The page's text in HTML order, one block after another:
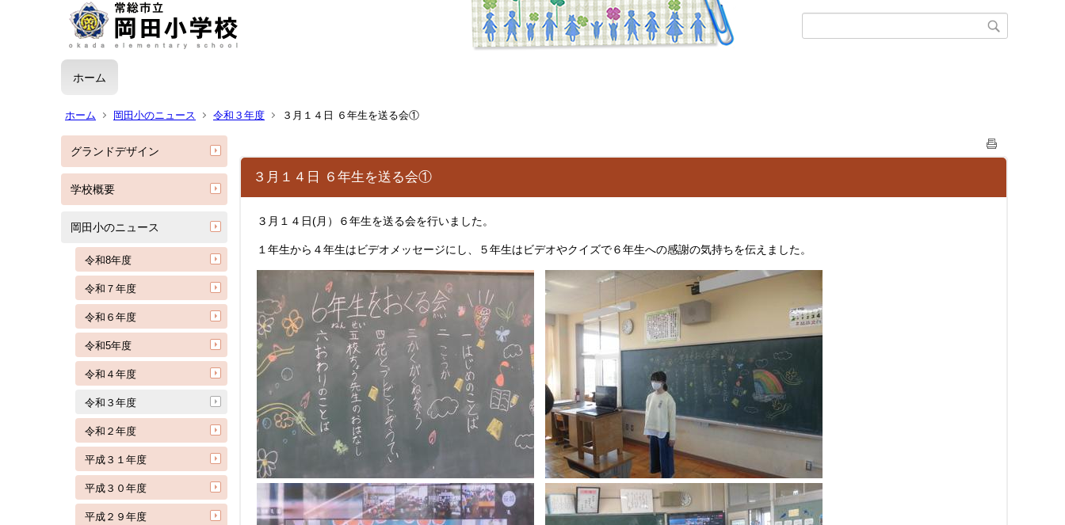
ホーム
ホーム 岡田小のニュース 令和３年度 ３月１４日 ６年生を送る会①
グランドデザイン
学校概要
岡田小のニュース
令和8年度
令和７年度
令和６年度
令和5年度
令和４年度
令和３年度
令和２年度
平成３１年度
平成３０年度
平成２９年度
３月１４日 ６年生を送る会①
３月１４日(月）６年生を送る会を行いました。
１年生から４年生はビデオメッセージにし、５年生はビデオやクイズで６年生への感謝の気持ちを伝えました。